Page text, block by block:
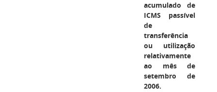
acumulado de
ICMS passível
de
transferência
ou utilização
relativamente
ao mês de
setembro de
2006.